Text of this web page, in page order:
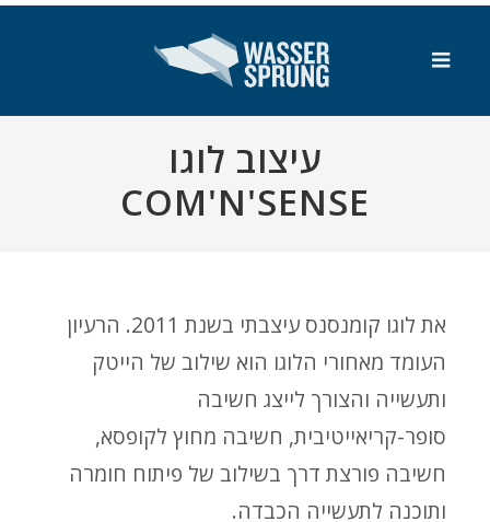
עיצוב לוגו
COM'N'SENSE
את לוגו קומנסנס עיצבתי בשנת 2011. הרעיון
העומד מאחורי הלוגו הוא שילוב של הייטק
ותעשייה והצורך לייצג חשיבה
סופר-קריאייטיבית, חשיבה מחוץ לקופסא,
חשיבה פורצת דרך בשילוב של פיתוח חומרה
ותוכנה לתעשייה הכבדה.